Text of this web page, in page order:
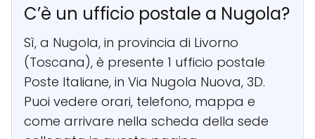
C’è un ufficio postale a Nugola?
Sì, a Nugola, in provincia di Livorno
(Toscana), è presente 1 ufficio postale
Poste Italiane, in Via Nugola Nuova, 3D.
Puoi vedere orari, telefono, mappa e
come arrivare nella scheda della sede